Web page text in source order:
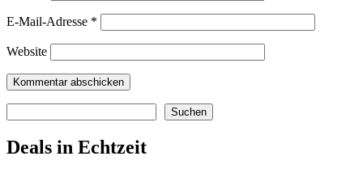
E-Mail-Adresse *
Website
Suchen
Deals in Echtzeit